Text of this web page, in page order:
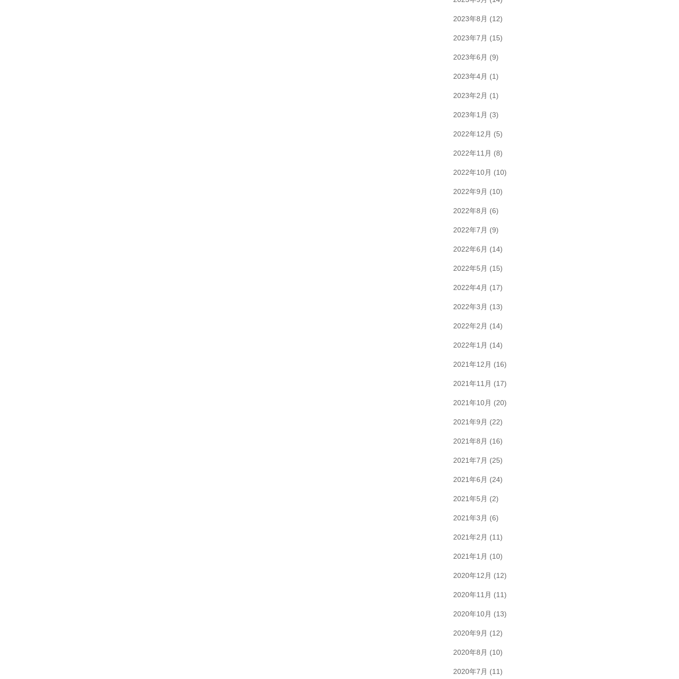
2023年8月 (12)
2023年7月 (15)
2023年6月 (9)
2023年4月 (1)
2023年2月 (1)
2023年1月 (3)
2022年12月 (5)
2022年11月 (8)
2022年10月 (10)
2022年9月 (10)
2022年8月 (6)
2022年7月 (9)
2022年6月 (14)
2022年5月 (15)
2022年4月 (17)
2022年3月 (13)
2022年2月 (14)
2022年1月 (14)
2021年12月 (16)
2021年11月 (17)
2021年10月 (20)
2021年9月 (22)
2021年8月 (16)
2021年7月 (25)
2021年6月 (24)
2021年5月 (2)
2021年3月 (6)
2021年2月 (11)
2021年1月 (10)
2020年12月 (12)
2020年11月 (11)
2020年10月 (13)
2020年9月 (12)
2020年8月 (10)
2020年7月 (11)